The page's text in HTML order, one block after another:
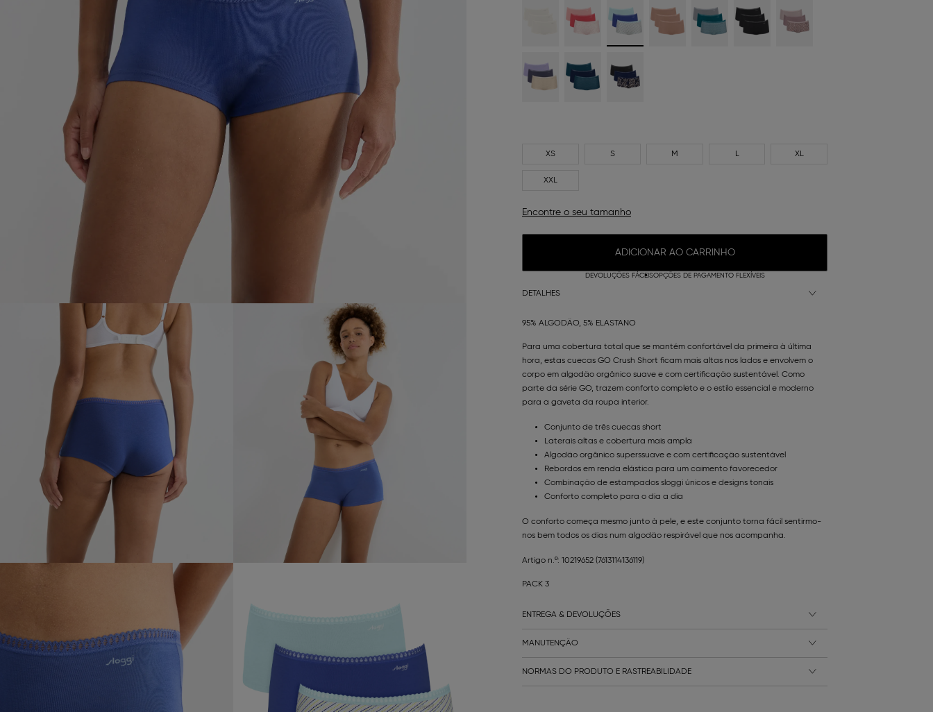
XS S M L XL
XXL
Encontre o seu tamanho
ADICIONAR AO CARRINHO
DEVOLUÇÕES FÁCEISOPÇÕES DE PAGAMENTO FLEXÍVEIS
DETALHES
95% ALGODÃO, 5% ELASTANO
Para uma cobertura total que se mantém confortável da primeira à última
hora, estas cuecas GO Crush Short ficam mais altas nos lados e envolvem o
corpo em algodão orgânico suave e com certificação sustentável. Como
parte da série GO, trazem conforto completo e o estilo essencial e moderno
para a gaveta da roupa interior.
Conjunto de três cuecas short
Laterais altas e cobertura mais ampla
Algodão orgânico superssuave e com certificação sustentável
Rebordos em renda elástica para um caimento favorecedor
Combinação de estampados sloggi únicos e designs tonais
Conforto completo para o dia a dia
O conforto começa mesmo junto à pele, e este conjunto torna fácil sentirmo-
nos bem todos os dias num algodão respirável que nos acompanha.
Artigo n.º: 10219652 (7613114136119)
PACK 3
ENTREGA & DEVOLUÇÕES
MANUTENÇÃO
NORMAS DO PRODUTO E RASTREABILIDADE